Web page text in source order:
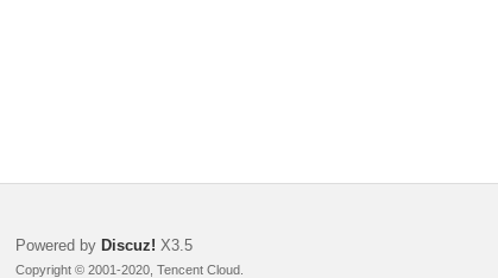
Powered by Discuz! X3.5
Copyright © 2001-2020, Tencent Cloud.